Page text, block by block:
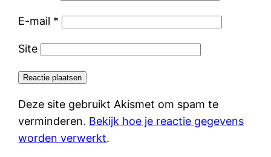
E-mail *
Site
Deze site gebruikt Akismet om spam te
verminderen. Bekijk hoe je reactie gegevens
worden verwerkt.